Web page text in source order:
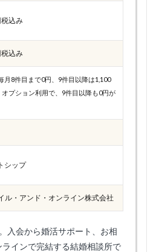
込み
込み
月8件目まで0円、9件目以降は1,100
オプション利用で、9件目以降も0円が
シップ
ル・アンド・オンライン株式会社
入会から婚活サポート、お相
インで完結する結婚相談所で